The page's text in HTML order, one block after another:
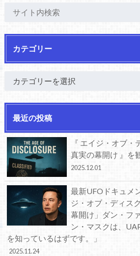
カテゴリー
最近の投稿
『 エイジ・オブ
真実の幕開け 』を
2025.12.01
最新UFOドキュメ
ジ・オブ・ディス
幕開け」ダン・フ
ン・マスクは、
を知っているはずです。」
2025.11.24